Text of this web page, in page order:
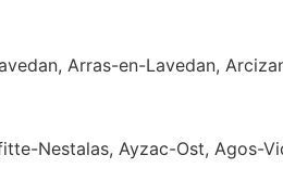
Arras-en-Lavedan,
Nestalas, Ayzac-Ost, Agos-